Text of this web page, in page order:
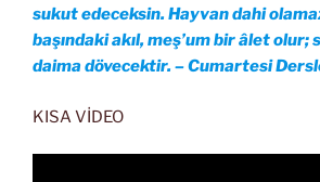
sukut edeceksin. Hayvan dahi
başındaki akıl, meş’um bir âlet olur;
daima dövecektir. – Cumartesi
KISA VİDEO